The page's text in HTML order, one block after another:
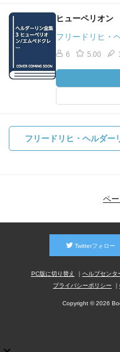
ヒューペリオン
フリードリヒ・
6 5.00
フリードリヒ・ヘルダー
ペ
Twitterフォロー
PC版に切り替え ヘルプセンタ
プライバシーポリシー
Copyright © 2026